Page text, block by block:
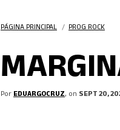
PÁGINA PRINCIPAL / PROG ROCK
PorEDUARGOCRUZ, on SEPT 20,